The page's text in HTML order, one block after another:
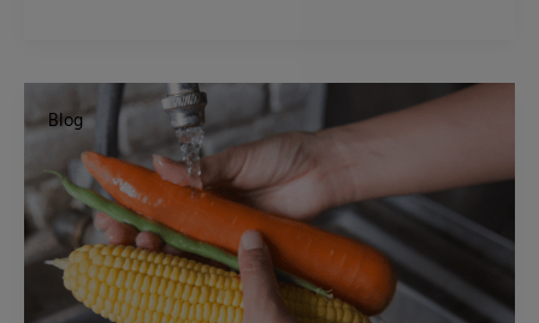
Blog
Factores
implicados
en
las
enfermedades
de
transmisión
alimentaria.
Estos
son
los
5
sospechosos
habituales.